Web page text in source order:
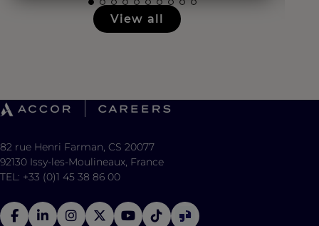
View all
82 rue Henri Farman, CS 20077
92130 Issy-les-Moulineaux, France
TEL: +33 (0)1 45 38 86 00